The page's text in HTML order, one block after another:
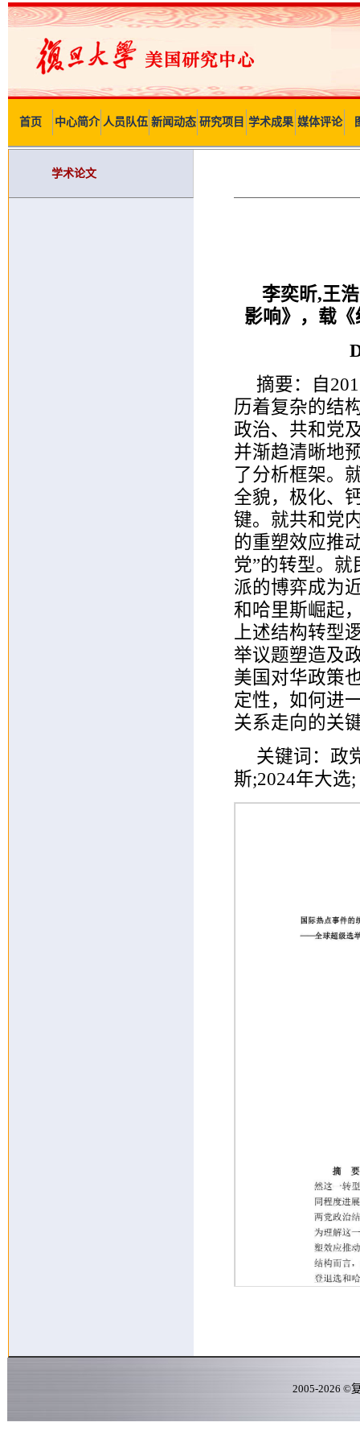
首页 中心简介 人员队伍 新闻动态 研究项目 学术成果 媒体评论
学术论文
李奕昕,王
影响》，载《
摘要：自
历着复杂的结
政治、共和党
并渐趋清晰地
了分析框架。
全貌，极化、
键。就共和党
的重塑效应推
党”的转型。
派的博弈成为
和哈里斯崛起
上述结构转型
举议题塑造及
美国对华政策
定性，如何进
关系走向的关
关键词：政
斯;2024年大选;
2005-2026 ©